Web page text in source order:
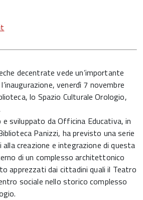
decentrate vede un’importante
venerdì 7 novembre
lo Spazio Culturale Orologio,
sviluppato da Officina Educativa, in
Panizzi, ha previsto una serie
creazione e integrazione di questa
di un complesso architettonico
apprezzati dai cittadini quali il Teatro
sociale nello storico complesso